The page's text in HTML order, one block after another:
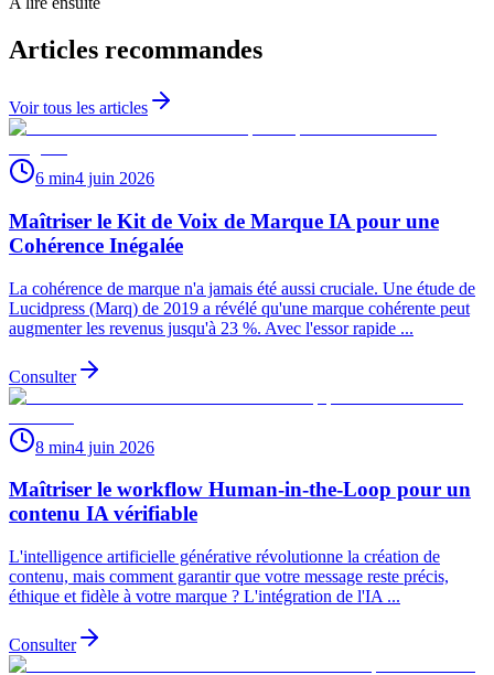
Articles recommandes
Voir tous les articles
6 min4 juin 2026
Maîtriser le Kit de Voix de Marque IA pour une
Cohérence Inégalée
La cohérence de marque n'a jamais été aussi cruciale. Une étude de
Lucidpress (Marq) de 2019 a révélé qu'une marque cohérente peut
augmenter les revenus jusqu'à 23 %. Avec l'essor rapide ...
Consulter
8 min4 juin 2026
Maîtriser le workflow Human-in-the-Loop pour un
contenu IA vérifiable
L'intelligence artificielle générative révolutionne la création de
contenu, mais comment garantir que votre message reste précis,
éthique et fidèle à votre marque ? L'intégration de l'IA ...
Consulter